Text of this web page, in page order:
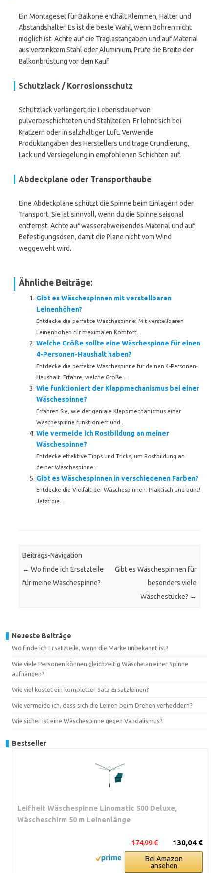
Ein Montageset für Balkone enthält Klemmen, Halter und
Abstandshalter. Es ist die beste Wahl, wenn Bohren nicht
möglich ist. Achte auf die Traglastangaben und auf Material
aus verzinktem Stahl oder Aluminium. Prüfe die Breite der
Balkonbrüstung vor dem Kauf.
Schutzlack / Korrosionsschutz
Schutzlack verlängert die Lebensdauer von
pulverbeschichteten und Stahlteilen. Er lohnt sich bei
Kratzern oder in salzhaltiger Luft. Verwende
Produktangaben des Herstellers und trage Grundierung,
Lack und Versiegelung in empfohlenen Schichten auf.
Abdeckplane oder Transporthaube
Eine Abdeckplane schützt die Spinne beim Einlagern oder
Transport. Sie ist sinnvoll, wenn du die Spinne saisonal
entfernst. Achte auf wasserabweisendes Material und auf
Befestigungsösen, damit die Plane nicht vom Wind
weggeweht wird.
Ähnliche Beiträge:
Gibt es Wäschespinnen mit verstellbaren
Leinenhöhen?
Entdecke die perfekte Wäschespinne: Mit verstellbaren
Leinenhöhen für maximalen Komfort...
Welche Größe sollte eine Wäschespinne für einen
4-Personen-Haushalt haben?
Entdecke die perfekte Wäschespinne für deinen 4-Personen-
Haushalt. Erfahre, welche Größe...
Wie funktioniert der Klappmechanismus bei einer
Wäschespinne?
Erfahren Sie, wie der geniale Klappmechanismus einer
Wäschespinne funktioniert und...
Wie vermeide ich Rostbildung an meiner
Wäschespinne?
Entdecke effektive Tipps und Tricks, um Rostbildung an
deiner Wäschespinne...
Gibt es Wäschespinnen in verschiedenen Farben?
Entdecke die Vielfalt der Wäschespinnen: Praktisch und bunt!
Jetzt die...
Beitrags-Navigation
← Wo finde ich Ersatzteile
für meine Wäschespinne?
Gibt es Wäschespinnen für
besonders viele
Wäschestücke? →
Neueste Beiträge
Wo finde ich Ersatzteile, wenn die Marke unbekannt ist?
Wie viele Personen können gleichzeitig Wäsche an einer Spinne
aufhängen?
Wie viel kostet ein kompletter Satz Ersatzleinen?
Wie vermeide ich, dass sich die Leinen beim Drehen verheddern?
Wie sicher ist eine Wäschespinne gegen Vandalismus?
Bestseller
Leifheit Wäschespinne Linomatic 500 Deluxe,
Wäscheschirm 50 m Leinenlänge
130,04 €
174,99 €
Bei Amazon
ansehen